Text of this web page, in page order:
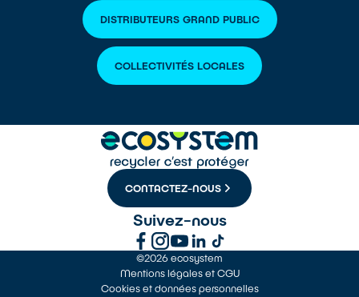
DISTRIBUTEURS GRAND PUBLIC
COLLECTIVITÉS LOCALES
CONTACTEZ-NOUS
Suivez-nous
©2026 ecosystem
Mentions légales et CGU
Cookies et données personnelles